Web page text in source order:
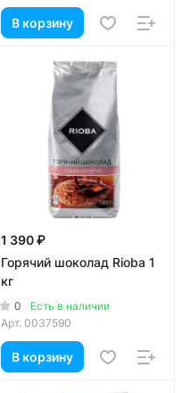
В корзину
1 390 ₽
Горячий шоколад Rioba 1
кг
0
Есть в наличии
Арт. 0037590
В корзину